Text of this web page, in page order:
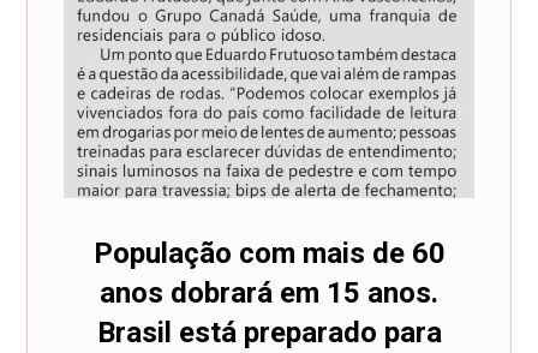
População com mais de 60
anos dobrará em 15 anos.
Brasil está preparado para